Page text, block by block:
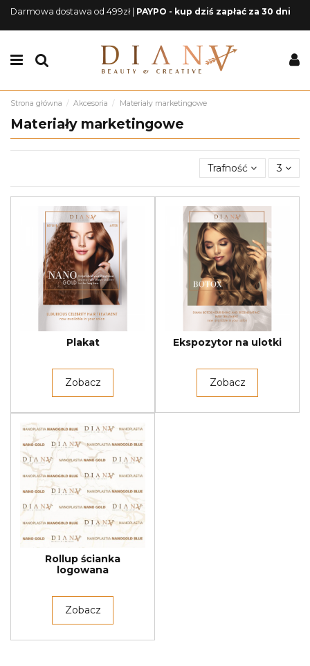
Darmowa dostawa od 499zł | PAYPO - kup dziś zapłać za 30 dni
Strona główna Akcesoria Materiały marketingowe
Materiały marketingowe
Trafność 3
Plakat
Zobacz
Ekspozytor na ulotki
Zobacz
Rollup ścianka
logowana
Zobacz